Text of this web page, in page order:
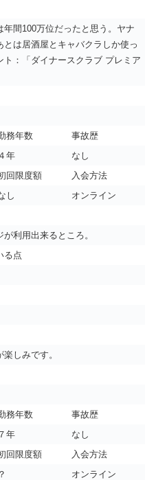
間100万位だったと思う。ヤナ
は居酒屋とキャバクラしか使っ
：「ダイナースクラブ プレミア
務年数
事故歴
４年
なし
回限度額
入会方法
し
オンライン
利用出来るところ。
る点
しみです。
務年数
事故歴
７年
なし
回限度額
入会方法
？
オンライン